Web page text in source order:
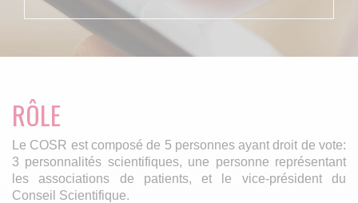
RÔLE
Le COSR est composé de 5 personnes ayant droit de vote:
3 personnalités scientifiques, une personne représentant
les associations de patients, et le vice-président du
Conseil Scientifique.